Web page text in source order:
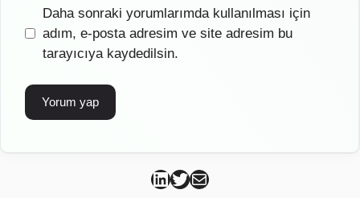
İnternet
sitesi
Daha sonraki yorumlarımda kullanılması için
adım, e-posta adresim ve site adresim bu
tarayıcıya kaydedilsin.
Can Kütahya Linkedin
Can Kütahya Twitter
Can Kütahya Mail